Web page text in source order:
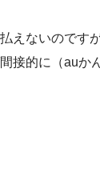
えないのです
接的に（auか